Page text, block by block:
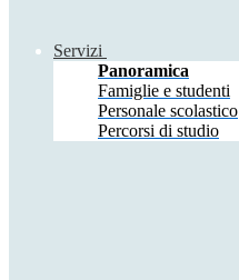
Servizi
Panoramica
Famiglie e studenti
Personale scolastico
Percorsi di studio